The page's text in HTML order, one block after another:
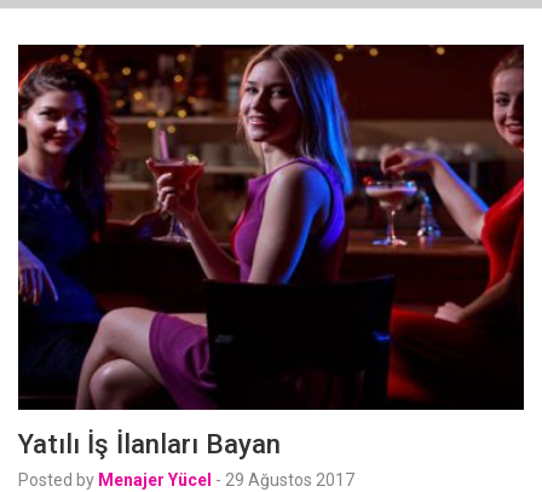
Yatılı İş İlanları Bayan
Posted by Menajer Yücel - 29 Ağustos 2017